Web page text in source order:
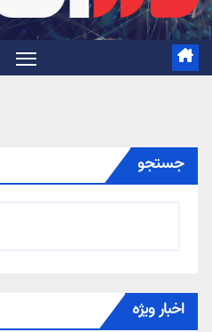
جستجو
اخبار ویژه